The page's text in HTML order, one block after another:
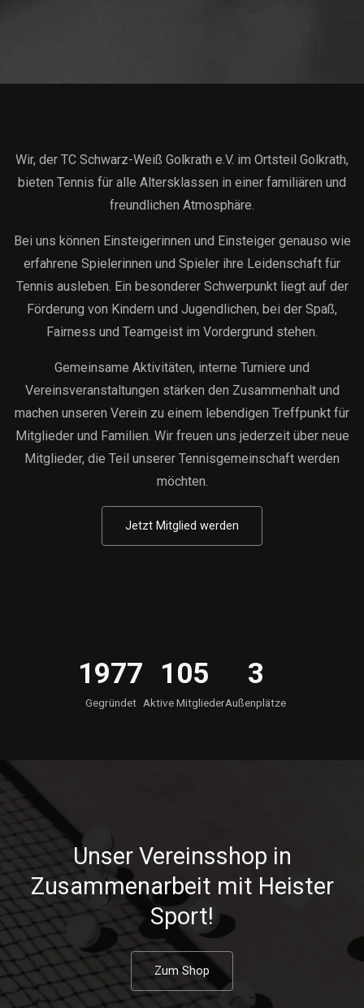
Wir, der TC Schwarz-Weiß Golkrath e.V. im Ortsteil Golkrath,
bieten Tennis für alle Altersklassen in einer familiären und
freundlichen Atmosphäre.
Bei uns können Einsteigerinnen und Einsteiger genauso wie
erfahrene Spielerinnen und Spieler ihre Leidenschaft für
Tennis ausleben. Ein besonderer Schwerpunkt liegt auf der
Förderung von Kindern und Jugendlichen, bei der Spaß,
Fairness und Teamgeist im Vordergrund stehen.
Gemeinsame Aktivitäten, interne Turniere und
Vereinsveranstaltungen stärken den Zusammenhalt und
machen unseren Verein zu einem lebendigen Treffpunkt für
Mitglieder und Familien. Wir freuen uns jederzeit über neue
Mitglieder, die Teil unserer Tennisgemeinschaft werden
möchten.
Jetzt Mitglied werden
1977
Gegründet
105
Aktive Mitglieder
3
Außenplätze
Unser Vereinsshop in
Zusammenarbeit mit Heister
Sport!
Zum Shop